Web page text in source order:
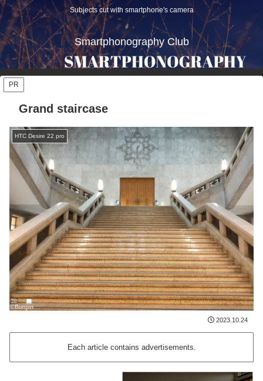
Subjects cut with smartphone's camera
Smartphonography Club
PR
Grand staircase
HTC Desire 22 pro
2023.10.24
Each article contains advertisements.